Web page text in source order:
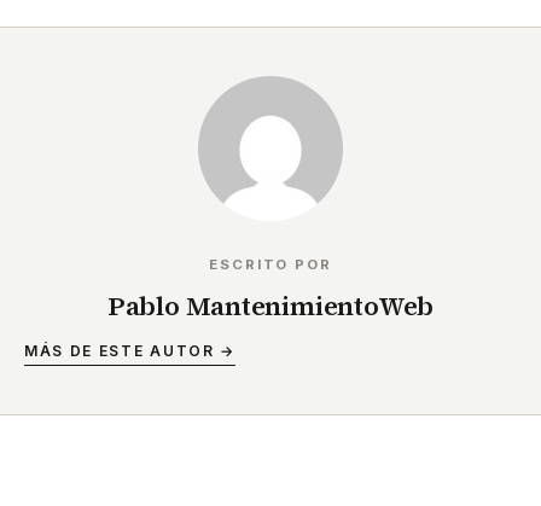
ESCRITO POR
Pablo MantenimientoWeb
MÁS DE ESTE AUTOR →